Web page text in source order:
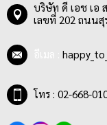
บริษัท ดี เอช เอ
เลขที่ 202 ถนนสุ
โทร : 02-668-